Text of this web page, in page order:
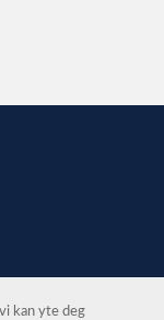
kan yte deg